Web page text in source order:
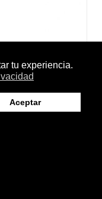
aplicar una
del tatuaje.
durante unas
en función del
recomienda
es que hay